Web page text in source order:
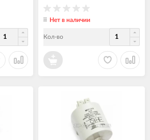
Нет в наличии
Кол-во